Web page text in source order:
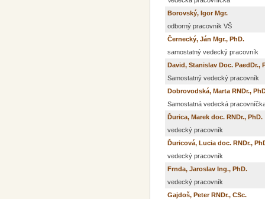
Borovský, Igor Mgr.
odborný pracovník VŠ
Černecký, Ján Mgr., PhD.
samostatný vedecký pracovník
David, Stanislav Doc. PaedDr.,
Samostatný vedecký pracovník
Dobrovodská, Marta RNDr.,
Samostatná vedecká
Ďurica, Marek doc. RNDr., PhD.
vedecký pracovník
Ďuricová, Lucia doc. RNDr.,
vedecký pracovník
Frnda, Jaroslav Ing., PhD.
vedecký pracovník
Gajdoš, Peter RNDr., CSc.